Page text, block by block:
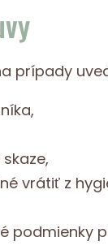
prípady
vrátiť z
podmienky